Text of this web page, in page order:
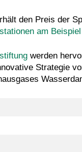
den Preis der
am
werden
Strategie